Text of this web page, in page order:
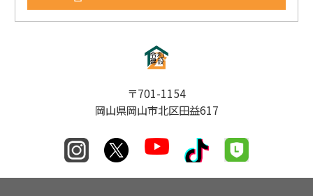
〒701-1154
岡山県岡山市北区田益617